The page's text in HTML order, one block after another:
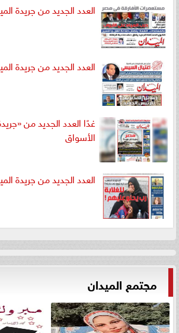
العدد الجديد من جريدة
العدد الجديد من جريدة
غدًا العدد الجديد من
الأسواق
العدد الجديد من جريدة
مجتمع الميدان